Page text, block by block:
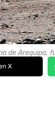
de Arequipa,
X